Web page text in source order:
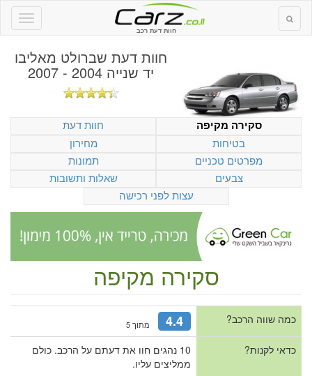
חוות דעת רכב
חוות דעת שברולט מאליבו
יד שנייה 2004 - 2007
סקירה מקיפה
חוות דעת
בטיחות
מחירון
מפרטים טכניים
תמונות
צבעים
שאלות ותשובות
עצות לפני רכישה
סקירה מקיפה
כמה שווה הרכב? 4.4 מתוך 5
כדאי לקנות?
10 נהגים חוו את דעתם על הרכב. כולם
ממליצים עליו.